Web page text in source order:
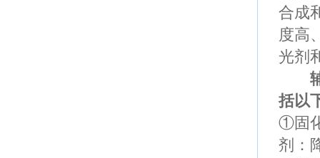
合成
度高
光剂
括以
①固
剂：